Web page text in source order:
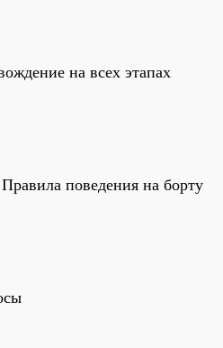
на всех этапах
поведения на борту